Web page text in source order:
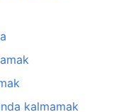
kalmamak